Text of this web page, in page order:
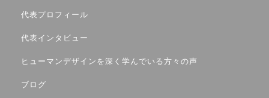
代表プロフィール
代表インタビュー
ヒューマンデザインを深く学んでいる方々の声
ブログ